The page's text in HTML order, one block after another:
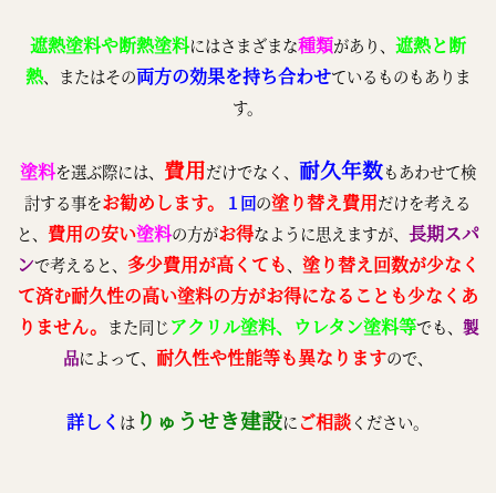
遮熱塗料や断熱塗料にはさまざまな種類があり、 遮熱と断
熱、またはその両方の効果を持ち合わせているものもありま
す。
塗料を選ぶ際には、 費用だけでなく、 耐久年数もあわせて検
討する事をお勧めします。 １回の塗り替え費用だけを考える
と、 費用の安い塗料の方がお得なように思えますが、 長期スパ
ンで考えると、 多少費用が高くても、 塗り替え回数が少なく
て済む耐久性の高い塗料の方がお得になることも少なくあ
りません。 また同じアクリル塗料、ウレタン塗料等でも、 製
品によって、 耐久性や性能等も異なりますので、
詳しく は りゅうせき建設にご相談ください。